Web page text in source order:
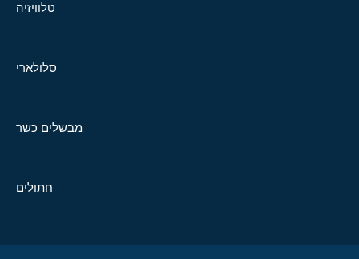
טלוויזיה
סלולארי
מבשלים כשר
חתולים